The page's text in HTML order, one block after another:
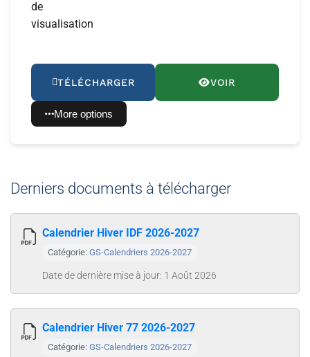
de
visualisation
TÉLÉCHARGER VOIR
More options
Derniers documents à télécharger
Calendrier Hiver IDF 2026-2027
Catégorie: GS-Calendriers 2026-2027
Date de dernière mise à jour: 1 Août 2026
Calendrier Hiver 77 2026-2027
Catégorie: GS-Calendriers 2026-2027